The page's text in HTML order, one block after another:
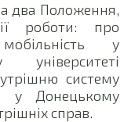
два Положення,
роботи: про
у
систему
у Донецькому
справ.